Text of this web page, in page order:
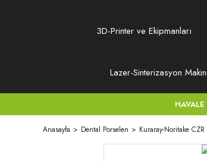
3D-Printer ve Ekipmanları
Lazer-Sinterizasyon
Anasayfa Dental Porselen Kuraray-Noritake CZR